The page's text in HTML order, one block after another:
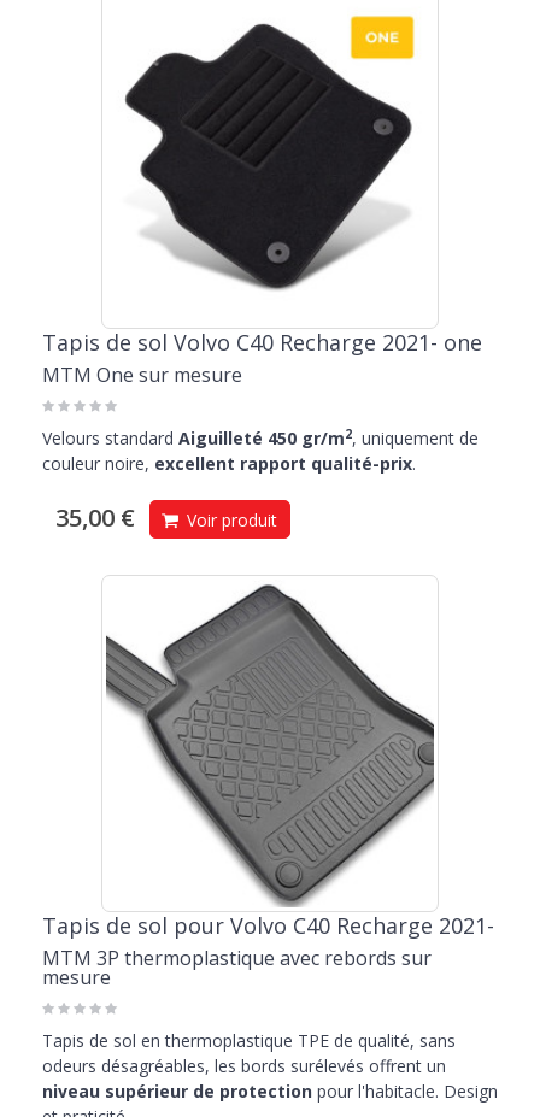
Tapis de sol Volvo C40 Recharge 2021- one
MTM One sur mesure
Velours standard Aiguilleté 450 gr/m2, uniquement de
couleur noire, excellent rapport qualité-prix.
35,00 € Voir produit
Tapis de sol pour Volvo C40 Recharge 2021-
MTM 3P thermoplastique avec rebords sur
mesure
Tapis de sol en thermoplastique TPE de qualité, sans
odeurs désagréables, les bords surélevés offrent un
niveau supérieur de protection pour l'habitacle. Design